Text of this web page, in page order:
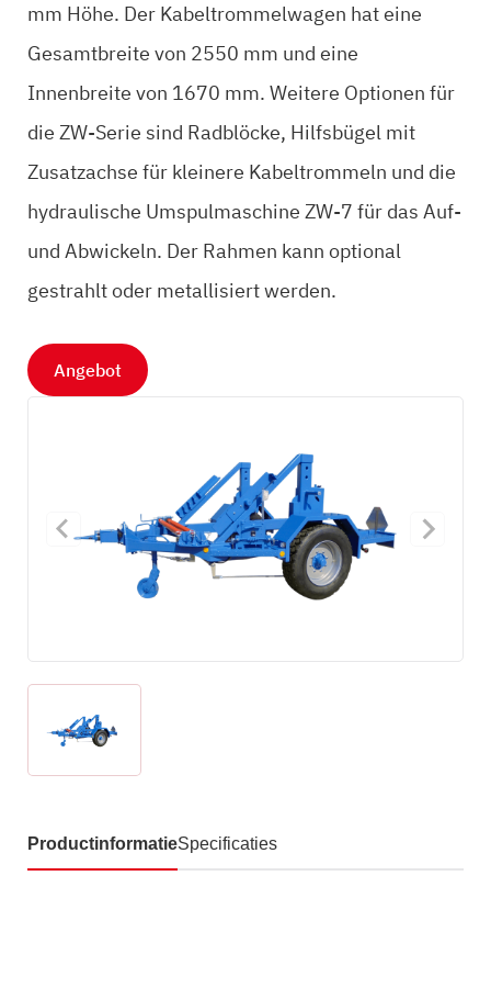
mm Höhe. Der Kabeltrommelwagen hat eine
Gesamtbreite von 2550 mm und eine
Innenbreite von 1670 mm. Weitere Optionen für
die ZW-Serie sind Radblöcke, Hilfsbügel mit
Zusatzachse für kleinere Kabeltrommeln und die
hydraulische Umspulmaschine ZW-7 für das Auf-
und Abwickeln. Der Rahmen kann optional
gestrahlt oder metallisiert werden.
Angebot
ProductinformatieSpecificaties